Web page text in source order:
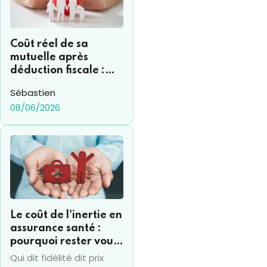
nos experts en
investissement
immobilier.
Coût réel de sa
mutuelle après
déduction fiscale :
retrouver ?
Sébastien
08/06/2026
Le coût de l'inertie en
assurance santé :
pourquoi rester vous
coûte souvent 15% de
Qui dit fidélité dit prix